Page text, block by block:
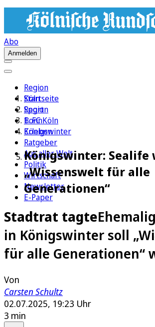
Abo
Anmelden
Region
Köln
Sport
1. FC Köln
Erleben
Ratgeber
Aus aller Welt
Politik
Wirtschaft
Newsletter
E-Paper
Startseite
Region
Bonn
Königswinter
Königswinter: Sealife
„Wissenswelt für alle
Generationen“
Stadtrat tagte
in Königswinter soll
für alle Generationen“
Von
Carsten Schultz
02.07.2025, 19:23 Uhr
3 min